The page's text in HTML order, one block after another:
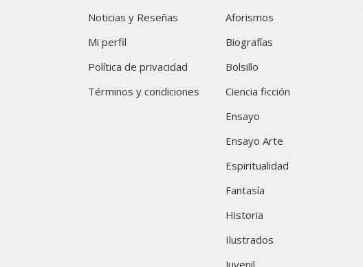
Noticias y Reseñas
Mi perfil
Política de privacidad
Términos y condiciones
Aforismos
Biografías
Bolsillo
Ciencia ficción
Ensayo
Ensayo Arte
Espiritualidad
Fantasía
Historia
Ilustrados
Juvenil